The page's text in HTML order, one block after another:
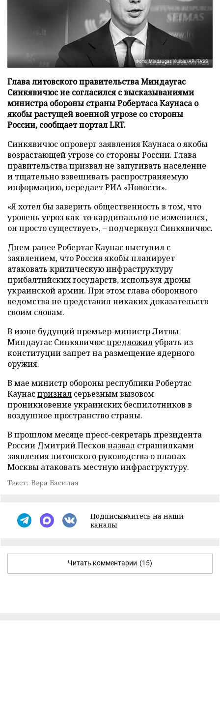
Фото: Mindaugas Kulbis/AP/TASS
Глава литовского правительства Миндаугас
Синкявичюс не согласился с высказываниями
министра обороны страны Робертаса Каунаса о
якобы растущей военной угрозе со стороны
России, сообщает портал LRT.
Синкявичюс опроверг заявления Каунаса о якобы
возрастающей угрозе со стороны России. Глава
правительства призвал не запугивать население
и тщательно взвешивать распространяемую
информацию, передаетРИА «Новости».
«Я хотел бы заверить общественность в том, что
уровень угроз как-то кардинально не изменился,
он просто существует», – подчеркнул Синкявичюс.
Днем ранее Робертас Каунас выступил с
заявлением, что Россия якобы планирует
атаковать критическую инфраструктуру
прибалтийских государств, используя дроны
украинской армии. При этом глава оборонного
ведомства не представил никаких доказательств
своим словам.
В июне будущий премьер-министр Литвы
Миндаугас Синкявичюспредложилубрать из
конституции запрет на размещение ядерного
оружия.
В мае министр обороны республики Робертас
Каунаспризнал серьезным вызовом
проникновение украинских беспилотников в
воздушное пространство страны.
В прошлом месяце пресс-секретарь президента
России Дмитрий Песков назвал страшилками
заявления литовского руководства о планах
Москвы атаковать местную инфраструктуру.
Текст: Вера Басилая
Подписывайтесь на наши
каналы
Читать комментарии (15)